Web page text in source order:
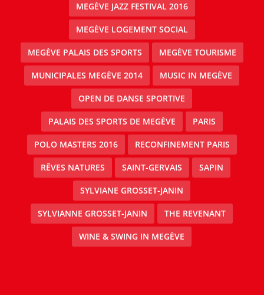
MEGÈVE JAZZ FESTIVAL 2016
MEGÈVE LOGEMENT SOCIAL
MEGÈVE PALAIS DES SPORTS MEGÈVE TOURISME
MUNICIPALES MEGÈVE 2014 MUSIC IN MEGÈVE
OPEN DE DANSE SPORTIVE
PALAIS DES SPORTS DE MEGÈVE PARIS
POLO MASTERS 2016 RECONFINEMENT PARIS
RÊVES NATURES SAINT-GERVAIS SAPIN
SYLVIANE GROSSET-JANIN
SYLVIANNE GROSSET-JANIN THE REVENANT
WINE & SWING IN MEGÈVE